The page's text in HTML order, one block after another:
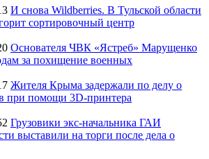
И снова Wildberries. В Тульской области
сортировочный центр
Основателя ЧВК «Ястреб» Марущенко
за похищение военных
Жителя Крыма задержали по делу о
при помощи 3D‑принтера
Грузовики экс-начальника ГАИ
выставили на торги после дела о